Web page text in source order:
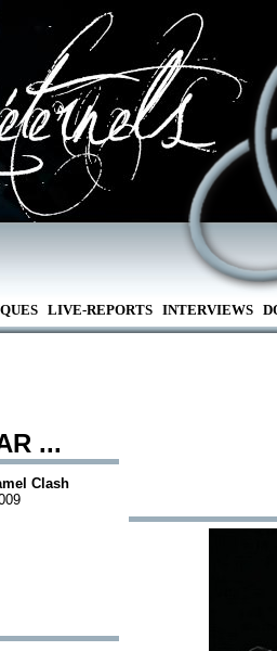
LIVE-REPORTS INTERVIEWS
...
Clash